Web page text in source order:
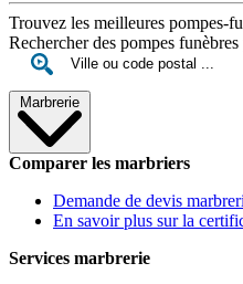
Trouvez les meilleures pompes-
Rechercher des pompes
Marbrerie
Comparer les marbriers
Demande de devis
En savoir plus sur la
Services marbrerie